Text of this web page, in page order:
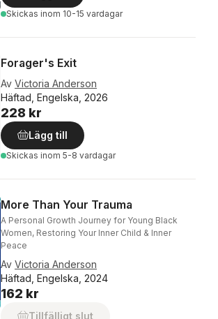
Skickas inom 10-15 vardagar
Forager's Exit
Av Victoria Anderson
Häftad, Engelska, 2026
228 kr
Lägg till
Skickas inom 5-8 vardagar
More Than Your Trauma
A Personal Growth Journey for Young Black
Women, Restoring Your Inner Child & Inner
Peace
Av Victoria Anderson
Häftad, Engelska, 2024
162 kr
Tillfälligt slut